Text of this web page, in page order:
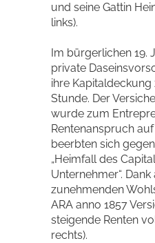
und seine Gattin
links).
Im bürgerlichen
private
ihre
Stunde. Der
wurde zum
Rentenanspruch
beerbten sich
„Heimfall des
Unternehmer“.
zunehmenden
ARA anno 1857
steigende Renten
rechts).